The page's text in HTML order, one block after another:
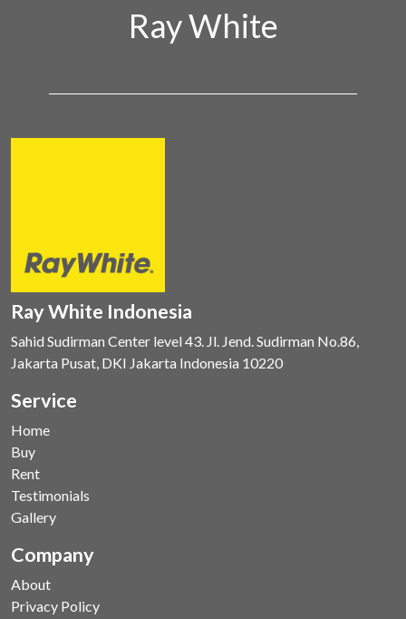
Ray White
Ray White Indonesia
Sahid Sudirman Center level 43. Jl. Jend. Sudirman No.86,
Jakarta Pusat, DKI Jakarta Indonesia 10220
Service
Home
Buy
Rent
Testimonials
Gallery
Company
About
Privacy Policy